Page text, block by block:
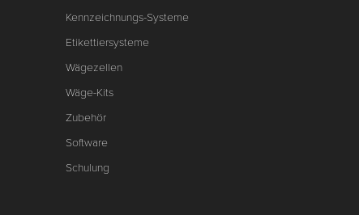
Kennzeichnungs-Systeme
Etikettiersysteme
Wägezellen
Wäge-Kits
Zubehör
Software
Schulung